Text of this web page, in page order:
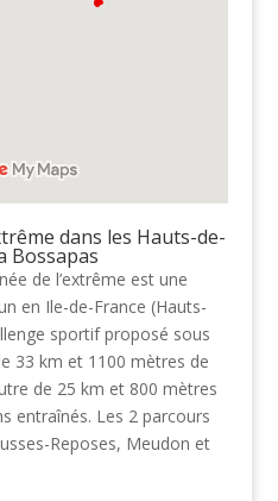
dans les Hauts-de-
Bossapas
de l’extrême est une
en Ile-de-France (Hauts-
sportif proposé sous
33 km et 1100 mètres de
de 25 km et 800 mètres
entraînés. Les 2 parcours
Reposes, Meudon et